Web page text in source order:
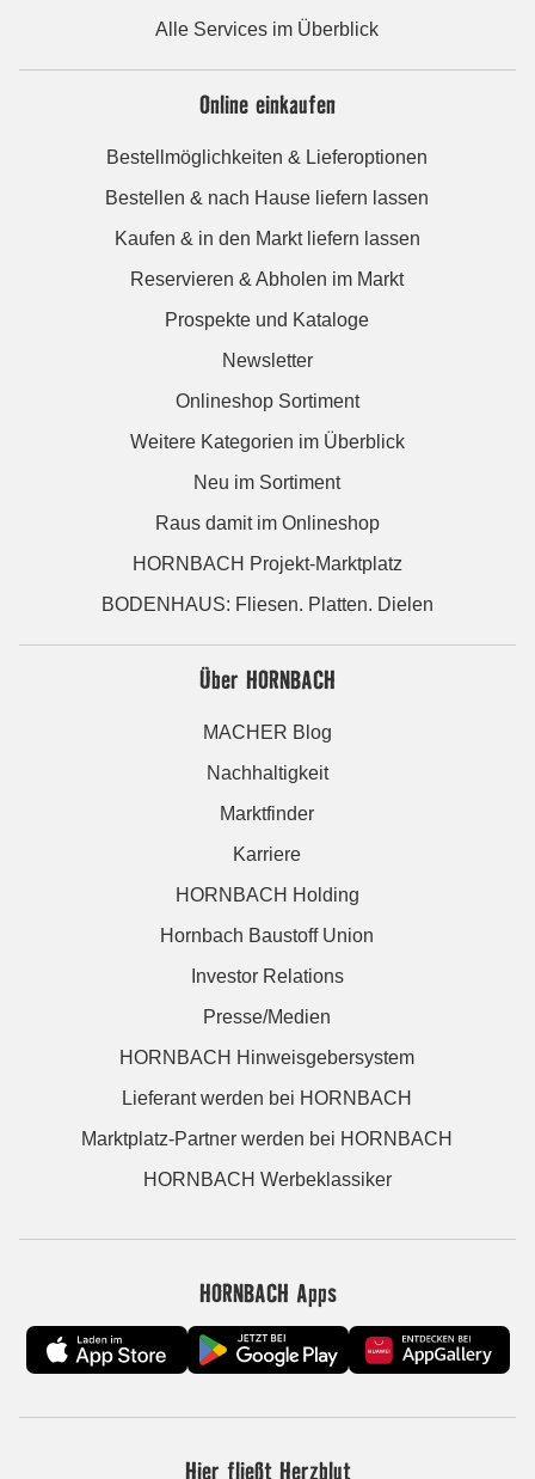
Alle Services im Überblick
Online einkaufen
Bestellmöglichkeiten & Lieferoptionen
Bestellen & nach Hause liefern lassen
Kaufen & in den Markt liefern lassen
Reservieren & Abholen im Markt
Prospekte und Kataloge
Newsletter
Onlineshop Sortiment
Weitere Kategorien im Überblick
Neu im Sortiment
Raus damit im Onlineshop
HORNBACH Projekt-Marktplatz
BODENHAUS: Fliesen. Platten. Dielen
Über HORNBACH
MACHER Blog
Nachhaltigkeit
Marktfinder
Karriere
HORNBACH Holding
Hornbach Baustoff Union
Investor Relations
Presse/Medien
HORNBACH Hinweisgebersystem
Lieferant werden bei HORNBACH
Marktplatz-Partner werden bei HORNBACH
HORNBACH Werbeklassiker
HORNBACH Apps
Hier fließt Herzblut